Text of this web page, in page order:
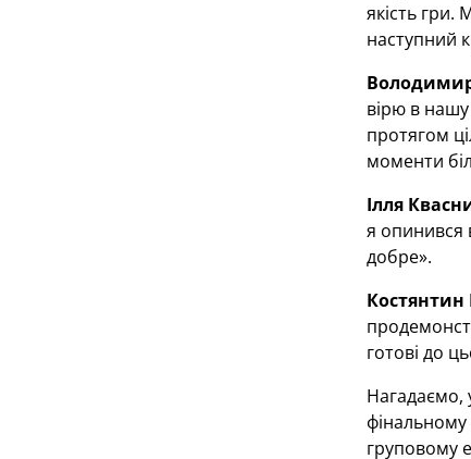
якість
наступний
вірю в
протягом
моменти
Ілля
я опинився
добре».
Костянтин
готові до
Нагадаємо,
фінальному
груповому